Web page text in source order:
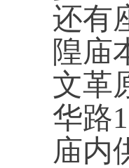
还有
隍庙
文革
华路
庙内